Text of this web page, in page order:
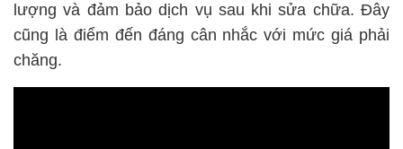
lượng và đảm bảo dịch vụ sau khi sửa chữa. Đây
cũng là điểm đến đáng cân nhắc với mức giá phải
chăng.